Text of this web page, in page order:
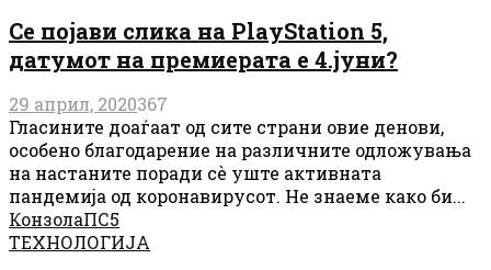
Се појави слика на PlayStation 5,
датумот на премиерата е 4.јуни?
29 април, 2020367
Гласините доаѓаат од сите страни овие денови,
особено благодарение на различните одложувања
на настаните поради сè уште активната
пандемија од коронавирусот. Не знаеме како би...
КонзолаПС5
ТЕХНОЛОГИЈА